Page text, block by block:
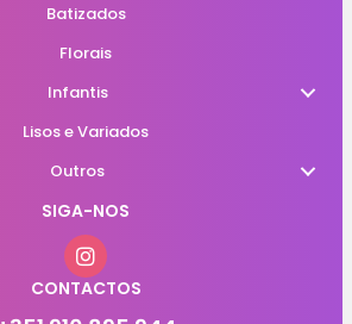
Batizados
Florais
Infantis
Lisos e Variados
Outros
SIGA-NOS
CONTACTOS